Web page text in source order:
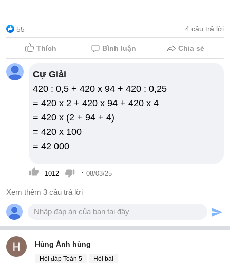
1/3 với 9 thì được phân số 9/27 (không thỏa
mãn)
bài là 30 – 6 = 24 phân số.
Đáp án đúng là 24 phân số nhé!
Bài này lập được tất cả là 24 phân số.
55 4 câu trả lời
Thích Bình luận Chia sẻ
Cự Giải
420 : 0,5 + 420 x 94 + 420 : 0,25
= 420 x 2 + 420 x 94 + 420 x 4
= 420 x (2 + 94 + 4)
= 420 x 100
= 42 000
1012 · 08/03/25
Xem thêm 3 câu trả lời
Hùng Ánh hùng
Hỏi đáp Toán 5 Hỏi bài